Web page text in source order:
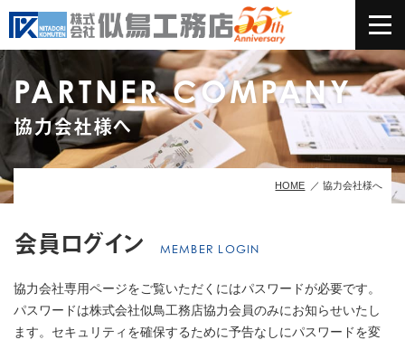
PARTNER COMPANY
協力会社様へ
HOME 協力会社様へ
会員ログイン MEMBER LOGIN
協力会社専用ページをご覧いただくにはパスワードが必要です。
パスワードは株式会社似鳥工務店協力会員のみにお知らせいたし
ます。 セキュリティを確保するために予告なしにパスワードを変